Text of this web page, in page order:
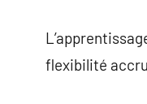
flexibilité